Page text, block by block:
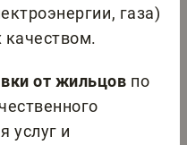
газа)
качеством.
от жильцов по
услуг и